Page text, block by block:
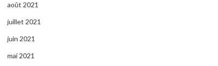
août 2021
juillet 2021
juin 2021
mai 2021